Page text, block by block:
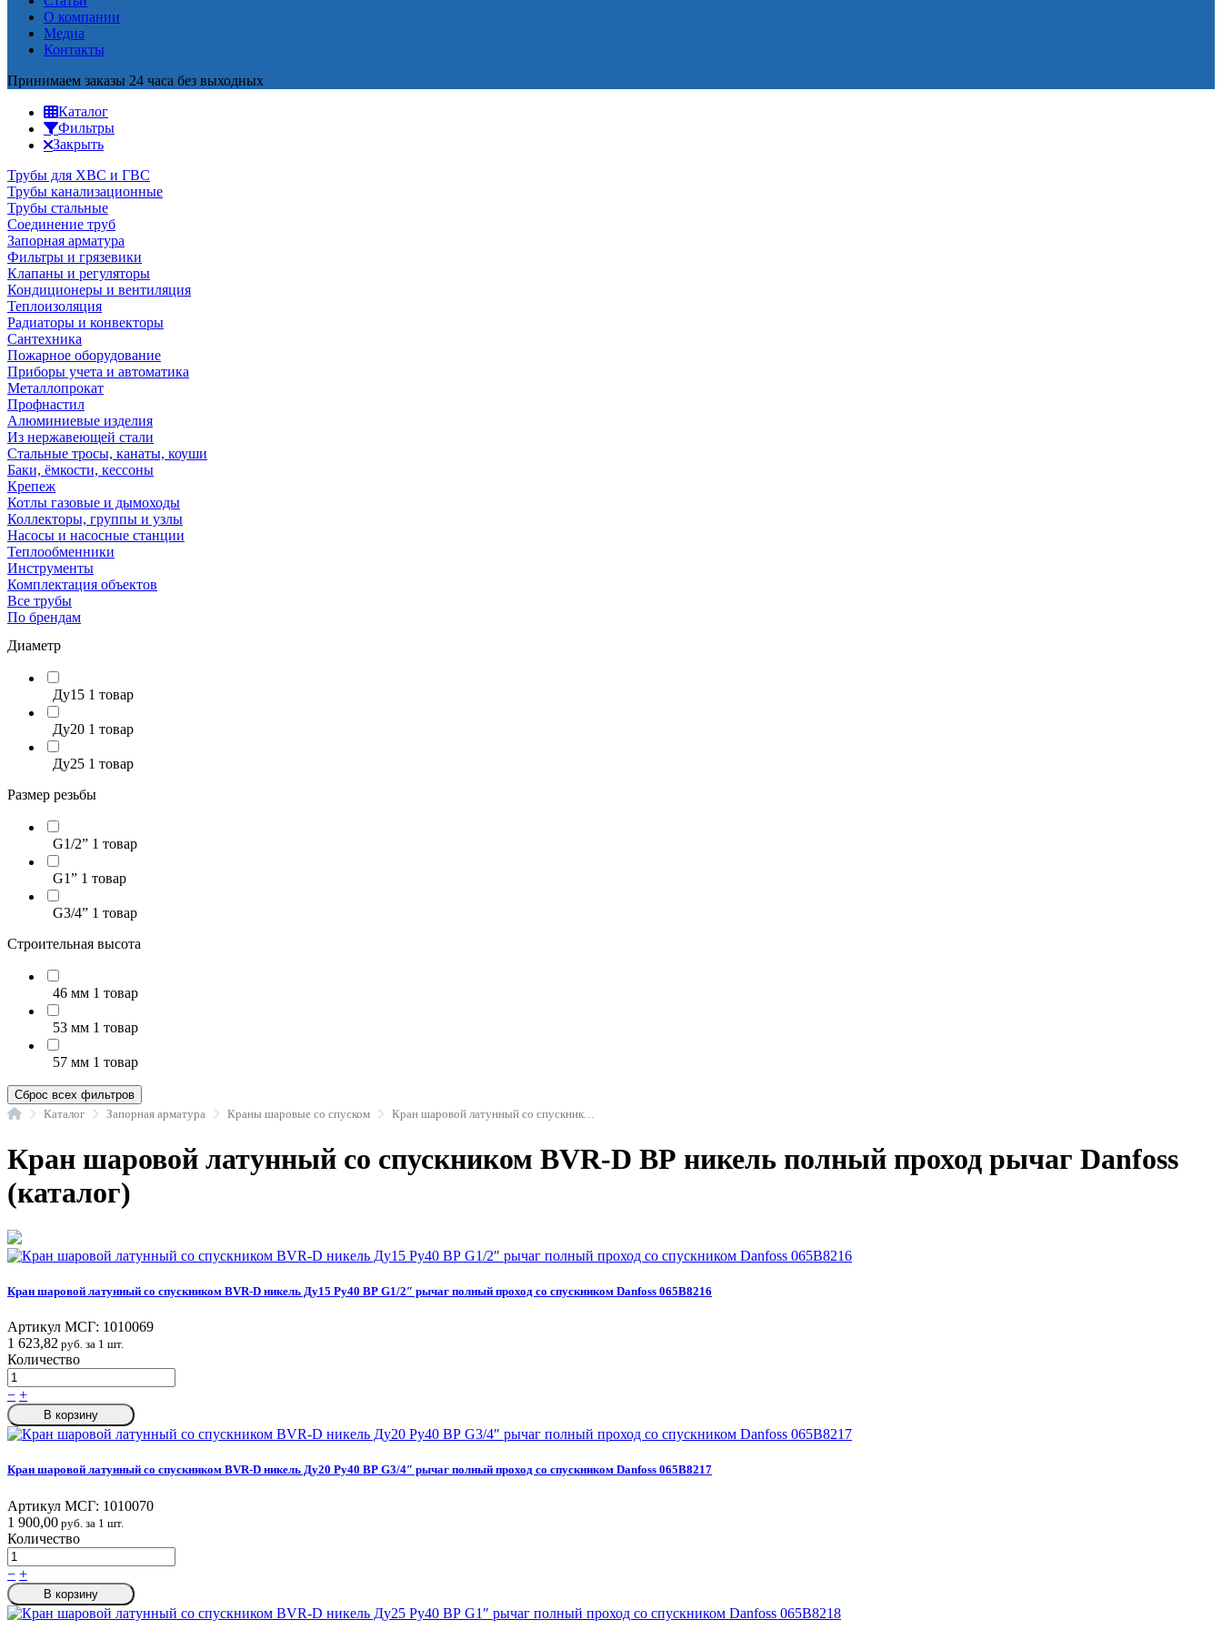
О компании
Медиа
Контакты
Принимаем заказы 24 часа без выходных
Каталог
Фильтры
Закрыть
Трубы для ХВС и ГВС
Трубы канализационные
Трубы стальные
Соединение труб
Запорная арматура
Фильтры и грязевики
Клапаны и регуляторы
Кондиционеры и вентиляция
Теплоизоляция
Радиаторы и конвекторы
Сантехника
Пожарное оборудование
Приборы учета и автоматика
Металлопрокат
Профнастил
Алюминиевые изделия
Из нержавеющей стали
Стальные тросы, канаты, коуши
Баки, ёмкости, кессоны
Крепеж
Котлы газовые и дымоходы
Коллекторы, группы и узлы
Насосы и насосные станции
Теплообменники
Инструменты
Комплектация объектов
Все трубы
По брендам
Диаметр
Ду15 1 товар
Ду20 1 товар
Ду25 1 товар
Размер резьбы
G1/2” 1 товар
G1” 1 товар
G3/4” 1 товар
Строительная высота
46 мм 1 товар
53 мм 1 товар
57 мм 1 товар
Сброс всех фильтров
ГлавнаяКаталог Запорная арматура Краны шаровые со спуском Кран шаровой латунный со спускником BVR-D в/р никель полный проход рычаг Danfoss
Кран шаровой латунный со спускником BVR-D ВР никель полный проход рычаг Danfoss
(каталог)
Кран шаровой латунный со спускником BVR-D никель Ду15 Ру40 ВР G1/2″ рычаг полный проход со спускником Danfoss 065B8216
Артикул МСГ: 1010069
1 623,82 руб. за 1 шт.
Количество
− +
В корзину
Кран шаровой латунный со спускником BVR-D никель Ду20 Ру40 ВР G3/4″ рычаг полный проход со спускником Danfoss 065B8217
Артикул МСГ: 1010070
1 900,00 руб. за 1 шт.
Количество
− +
В корзину